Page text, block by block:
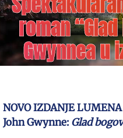
roman
Gwynnea u
NOVO IZDANJE LUMENA
John Gwynne: Glad